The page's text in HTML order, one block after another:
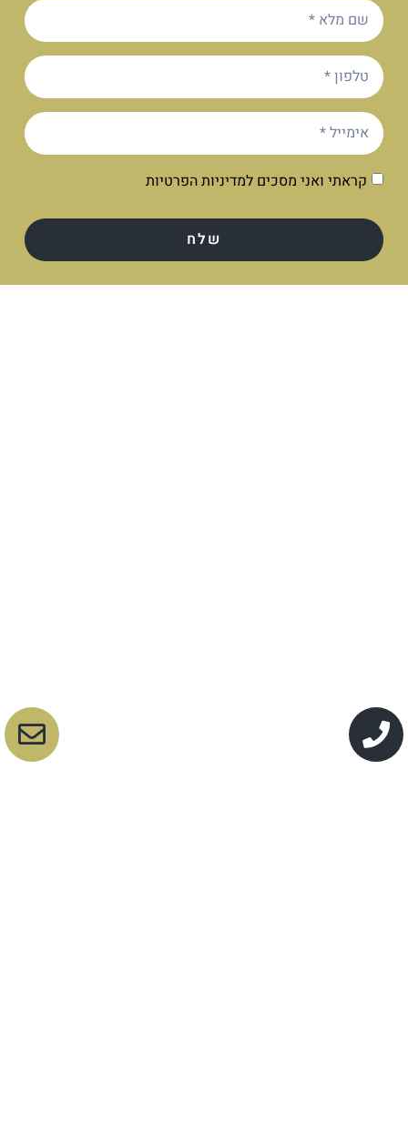
קראתי ואני מסכים למדיניות הפרטיות
שלח